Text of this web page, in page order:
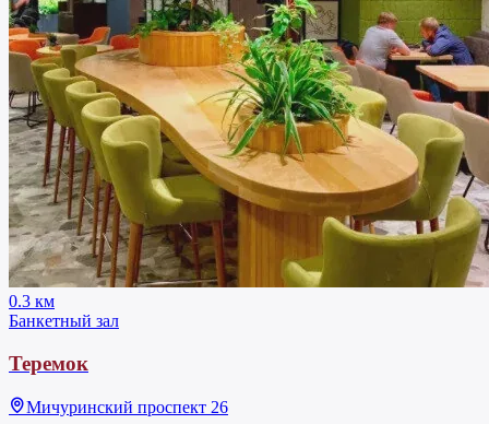
0.3 км
Банкетный зал
Теремок
Мичуринский проспект 26